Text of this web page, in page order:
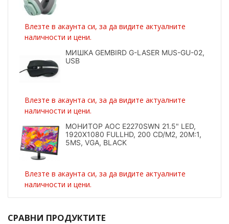
Влезте в акаунта си, за да видите актуалните
наличности и цени.
МИШКА GEMBIRD G-LASER MUS-GU-02,
USB
Влезте в акаунта си, за да видите актуалните
наличности и цени.
МОНИТОР AOC E2270SWN 21.5" LED,
1920X1080 FULLHD, 200 CD/M2, 20M:1,
5MS, VGA, BLACK
Влезте в акаунта си, за да видите актуалните
наличности и цени.
СРАВНИ ПРОДУКТИТЕ